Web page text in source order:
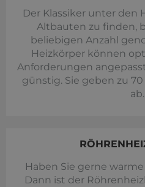
Der Klassiker unter den
Altbauten zu finden,
beliebigen Anzahl
Heizkörper können
Anforderungen
günstig. Sie geben zu
ab.
Haben Sie gerne
Dann ist der